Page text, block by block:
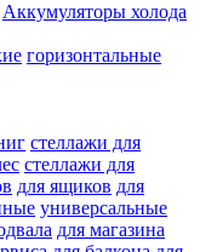
Аккумуляторы холода
горизонтальные
стеллажи для
стеллажи для
для ящиков для
универсальные
для магазина